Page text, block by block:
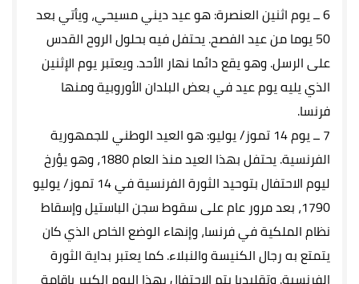
6 ــ يوم اثنين العنصرة: هو عيد ديني مسيحي، ويأتي بعد
50 يوما من عيد الفصح. يحتفل فيه بحلول الروح القدس
على الرسل. وهو يقع دائما نهار الأحد. ويعتبر يوم الإثنين
الذي يليه يوم عيد في بعض البلدان الأوروبية ومنها
فرنسا.
7 ــ يوم 14 تموز/ يوليو: هو العيد الوطني للجمهورية
الفرنسية. يحتفل بهذا العيد منذ العام 1880، وهو يؤرخ
ليوم الاحتفال بتوحيد الثورة الفرنسية في 14 تموز/ يوليو
1790، بعد مرور عام على سقوط سجن الباستيل وإسقاط
نظام الملكية في فرنسا، وإنهاء الوضع الخاص الذي كان
يتمتع به رجال الكنيسة والنبلاء. كما يعتبر بداية الثورة
الفرنسية. وتقليديا يتم الاحتفال بهذا اليوم الكبير بإقامة